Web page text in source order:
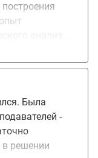
утечках,
и
области
на данный
курса –
Была
-
в решении